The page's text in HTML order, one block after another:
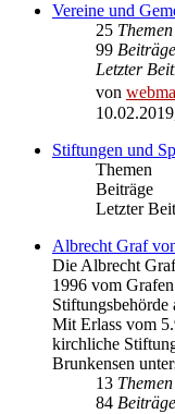
Vereine und
25 Themen
99 Beiträge
Letzter
von
Stiftungen und
Themen
Beiträge
Letzter
Albrecht Graf
Die Albrecht
1996 vom
Stiftungsbehörde
Mit Erlass vom
kirchliche
Brunkensen
13 Themen
84 Beiträge